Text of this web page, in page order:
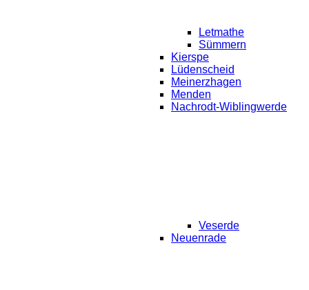
Letmathe
Sümmern
Kierspe
Lüdenscheid
Meinerzhagen
Menden
Nachrodt-Wiblingwerde
Veserde
Neuenrade